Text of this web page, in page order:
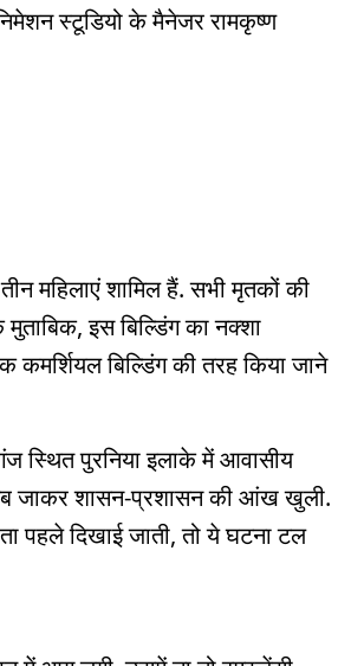
स्टूडियो के मैनेजर रामकृष्ण
महिलाएं शामिल हैं. सभी मृतकों की
इस बिल्डिंग का नक्शा
कमर्शियल बिल्डिंग की तरह किया जाने
पुरनिया इलाके में आवासीय
जाकर शासन-प्रशासन की आंख खुली.
पहले दिखाई जाती, तो ये घटना टल